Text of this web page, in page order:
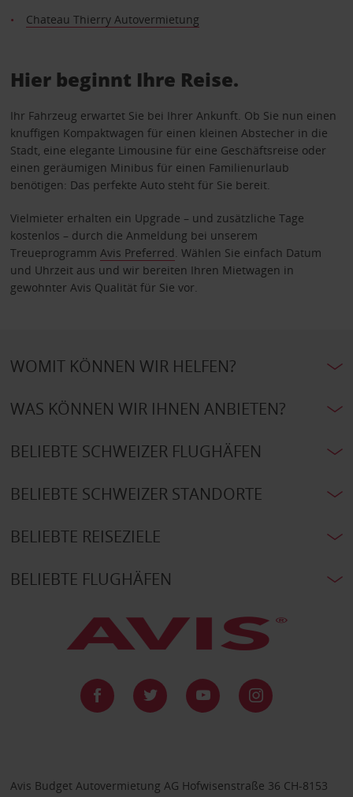
Chateau Thierry Autovermietung
Hier beginnt Ihre Reise.
Ihr Fahrzeug erwartet Sie bei Ihrer Ankunft. Ob Sie nun einen
knuffigen Kompaktwagen für einen kleinen Abstecher in die
Stadt, eine elegante Limousine für eine Geschäftsreise oder
einen geräumigen Minibus für einen Familienurlaub
benötigen: Das perfekte Auto steht für Sie bereit.
Vielmieter erhalten ein Upgrade – und zusätzliche Tage
kostenlos – durch die Anmeldung bei unserem
Treueprogramm Avis Preferred . Wählen Sie einfach Datum
und Uhrzeit aus und wir bereiten Ihren Mietwagen in
gewohnter Avis Qualität für Sie vor.
WOMIT KÖNNEN WIR HELFEN?
WAS KÖNNEN WIR IHNEN ANBIETEN?
BELIEBTE SCHWEIZER FLUGHÄFEN
BELIEBTE SCHWEIZER STANDORTE
BELIEBTE REISEZIELE
BELIEBTE FLUGHÄFEN
Avis Budget Autovermietung AG Hofwisenstraße 36 CH-8153